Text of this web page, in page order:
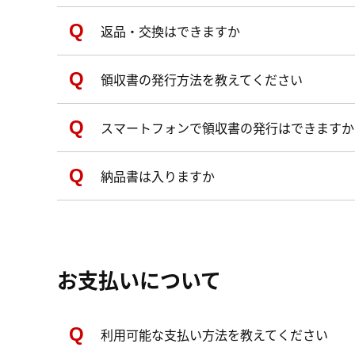
返品・交換はできますか
領収書の発行方法を教えてください
スマートフォンで領収書の発行はできます
納品書は入りますか
お支払いについて
利用可能な支払い方法を教えてください